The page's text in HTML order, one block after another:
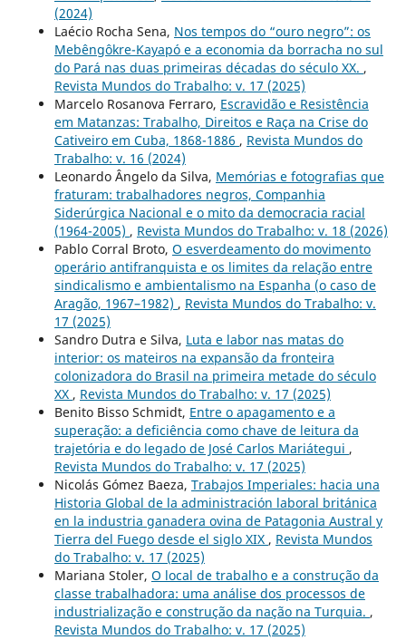
(2024)
Laécio Rocha Sena, Nos tempos do “ouro negro”: os
Mebêngôkre-Kayapó e a economia da borracha no sul
do Pará nas duas primeiras décadas do século XX. ,
Revista Mundos do Trabalho: v. 17 (2025)
Marcelo Rosanova Ferraro, Escravidão e Resistência
em Matanzas: Trabalho, Direitos e Raça na Crise do
Cativeiro em Cuba, 1868-1886 , Revista Mundos do
Trabalho: v. 16 (2024)
Leonardo Ângelo da Silva, Memórias e fotografias que
fraturam: trabalhadores negros, Companhia
Siderúrgica Nacional e o mito da democracia racial
(1964-2005) , Revista Mundos do Trabalho: v. 18 (2026)
Pablo Corral Broto, O esverdeamento do movimento
operário antifranquista e os limites da relação entre
sindicalismo e ambientalismo na Espanha (o caso de
Aragão, 1967–1982) , Revista Mundos do Trabalho: v.
17 (2025)
Sandro Dutra e Silva, Luta e labor nas matas do
interior: os mateiros na expansão da fronteira
colonizadora do Brasil na primeira metade do século
XX , Revista Mundos do Trabalho: v. 17 (2025)
Benito Bisso Schmidt, Entre o apagamento e a
superação: a deficiência como chave de leitura da
trajetória e do legado de José Carlos Mariátegui ,
Revista Mundos do Trabalho: v. 17 (2025)
Nicolás Gómez Baeza, Trabajos Imperiales: hacia una
Historia Global de la administración laboral británica
en la industria ganadera ovina de Patagonia Austral y
Tierra del Fuego desde el siglo XIX , Revista Mundos
do Trabalho: v. 17 (2025)
Mariana Stoler, O local de trabalho e a construção da
classe trabalhadora: uma análise dos processos de
industrialização e construção da nação na Turquia. ,
Revista Mundos do Trabalho: v. 17 (2025)